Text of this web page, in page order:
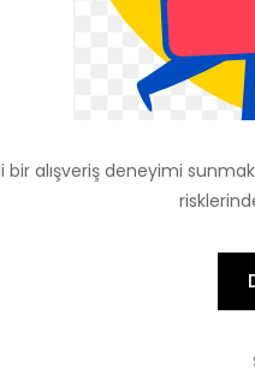
alışveriş deneyimi